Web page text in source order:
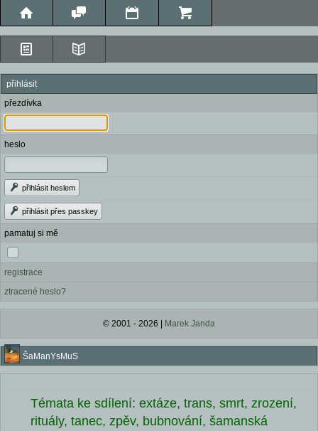
přihlásit
přezdívka
heslo
přihlásit heslem
přihlásit přes passkey
pamatuj si mě
registrace
ztracené heslo?
© 2001 - 2026 | Marek Janda
ŠaManYsMuS
Témata ke sdílení: extáze, trans, smrt, zrození,
rituály, tanec, zpěv, bubnování, šamanská